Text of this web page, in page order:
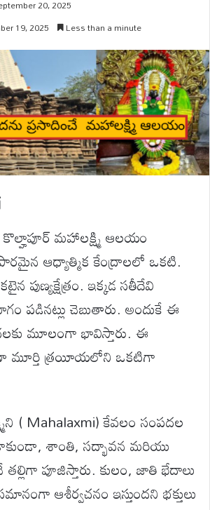
20, 2025
19, 2025
Less than a minute
మహాలక్ష్మి ఆలయం
ఆధ్యాత్మిక కేంద్రాలలో ఒకటి.
పుణ్యక్షేత్రం. ఇక్కడ సతీదేవి
పడినట్లు చెబుతారు. అందుకే ఈ
మూలంగా భావిస్తారు. ఈ
మూర్తి త్రయీయలోని ఒకటిగా
( Mahalaxmi) కేవలం సంపదల
శాంతి, సద్భావన మరియు
తల్లిగా పూజిస్తారు. కులం, జాతి భేదాలు
ఆశీర్వచనం ఇస్తుందని భక్తులు